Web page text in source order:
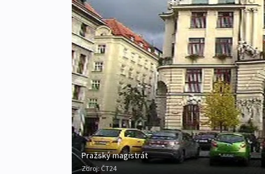
Pražský magistrát
Zdroj: ČT24